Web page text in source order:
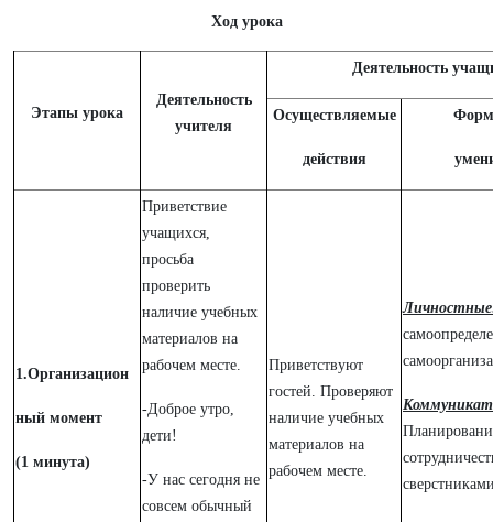
Ход урока
Этапы урока
Деятельность
учителя
Деятельность
Осуществляемые
действия
1.Организацион
ный момент
(1 минута)
Приветствие
учащихся,
просьба
проверить
наличие учебных
материалов на
рабочем месте.
-Доброе утро,
дети!
-У нас сегодня не
совсем обычный
Приветствуют
гостей. Проверяют
наличие учебных
материалов на
рабочем месте.